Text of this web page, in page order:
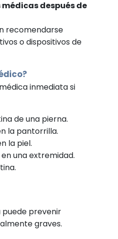
después de
recomendarse
o dispositivos de
inmediata si
de una pierna.
la pantorrilla.
la piel.
una extremidad.
puede prevenir
graves.